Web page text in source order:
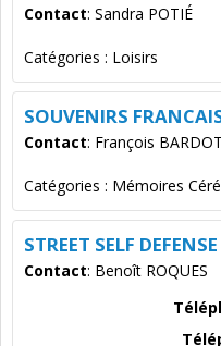
Contact: Sandra POTIÉ
Catégories : Loisirs
SOUVENIRS
Contact: François BARDOT
Catégories : Mémoires
STREET SELF DEFENSE
Contact: Benoît ROQUES